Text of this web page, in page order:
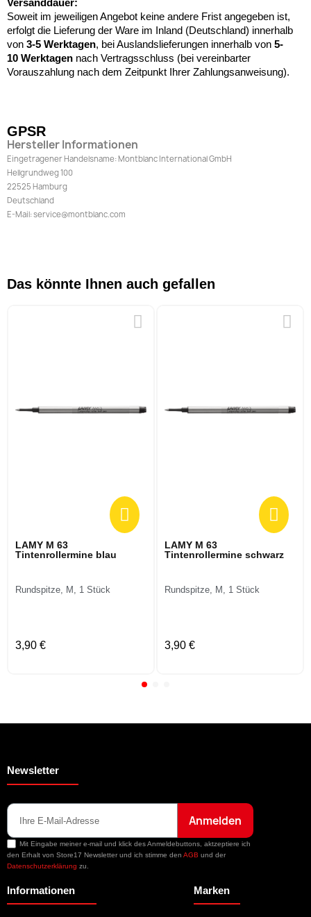
Versanddauer:
Soweit im jeweiligen Angebot keine andere Frist angegeben ist,
erfolgt die Lieferung der Ware im Inland (Deutschland) innerhalb
von 3-5 Werktagen, bei Auslandslieferungen innerhalb von 5-
10 Werktagen nach Vertragsschluss (bei vereinbarter
Vorauszahlung nach dem Zeitpunkt Ihrer Zahlungsanweisung).
GPSR
Hersteller Informationen
Eingetragener Handelsname: Montblanc International GmbH
Hellgrundweg 100
22525 Hamburg
Deutschland
E-Mail: service@montblanc.com
Das könnte Ihnen auch gefallen
LAMY M 63
Tintenrollermine blau
Rundspitze, M, 1 Stück
3,90 €
LAMY M 63
Tintenrollermine schwarz
Rundspitze, M, 1 Stück
3,90 €
Newsletter
Anmelden
Mit Eingabe meiner e-mail und klick des Anmeldebuttons, aktzeptiere ich
den Erhalt von Store17 Newsletter und ich stimme den AGB und der
Datenschutzerklärung zu.
Informationen Marken